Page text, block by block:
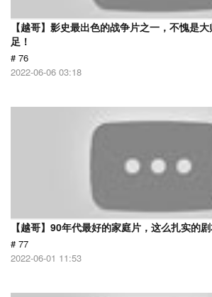
【越哥】影史最出色的战争片之一，不愧是
足！
# 76
2022-06-06 03:18
【越哥】90年代最好的家庭片，这么扎实的
# 77
2022-06-01 11:53